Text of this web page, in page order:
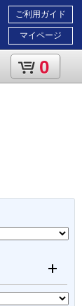
ご利用ガイド
マイページ
0